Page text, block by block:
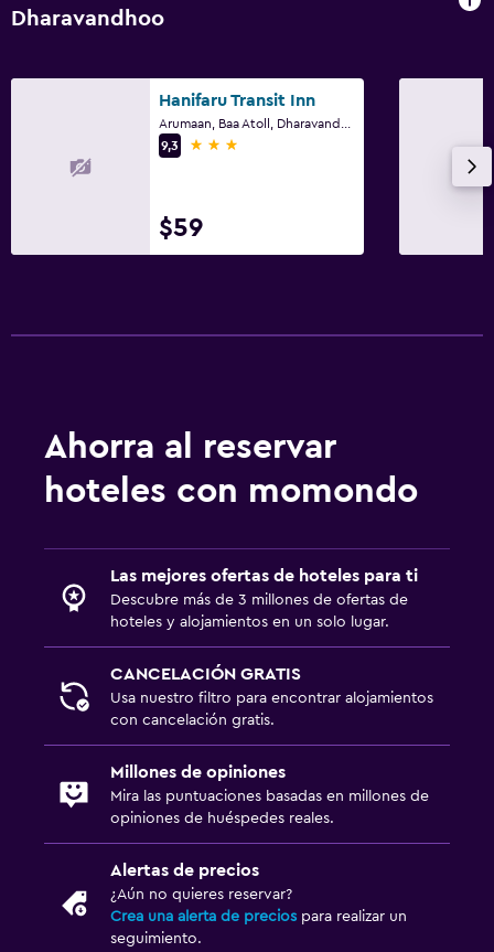
Dharavandhoo
Hanifaru Transit Inn
9,3
3 estrellas
$59
Ahorra al reservar
hoteles con momondo
Las mejores ofertas de hoteles para ti
Descubre más de 3 millones de ofertas de
hoteles y alojamientos en un solo lugar.
CANCELACIÓN GRATIS
Usa nuestro filtro para encontrar alojamientos
con cancelación gratis.
Millones de opiniones
Mira las puntuaciones basadas en millones de
opiniones de huéspedes reales.
Alertas de precios
¿Aún no quieres reservar?
Crea una alerta de precios para realizar un
seguimiento.